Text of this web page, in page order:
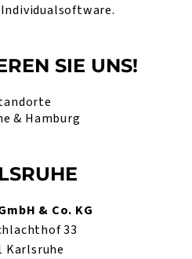
SIE UNS!
& Hamburg
& Co. KG
33
Karlsruhe